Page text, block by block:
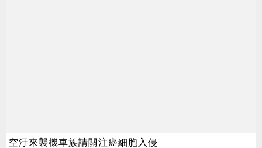
空汙來襲機車族請關注癌細胞入侵